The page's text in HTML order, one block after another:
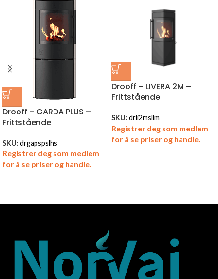
Drooff – GARDA PLUS –
Frittstående
SKU: drgapspslhs
Registrer deg som medlem
for å se priser og handle.
Drooff – LIVERA 2M –
Frittstående
SKU: drli2msllm
Registrer deg som medlem
for å se priser og handle.